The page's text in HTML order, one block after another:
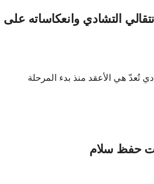
التشادي وانعكاساته على
تُعدّ هي الأعقد منذ بدء المرحلة
حفظ سلام